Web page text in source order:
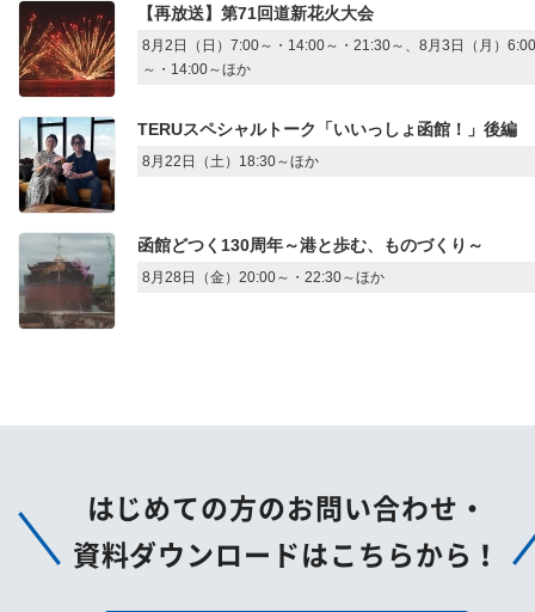
【再放送】第71回道新花火大会
8月2日（日）7:00～・14:00～・21:30～、8月3日（月）6:00
～・14:00～ほか
TERUスペシャルトーク「いいっしょ函館！」後編
8月22日（土）18:30～ほか
函館どつく130周年～港と歩む、ものづくり～
8月28日（金）20:00～・22:30～ほか
はじめての方のお問い合わせ・
資料ダウンロードはこちらから！